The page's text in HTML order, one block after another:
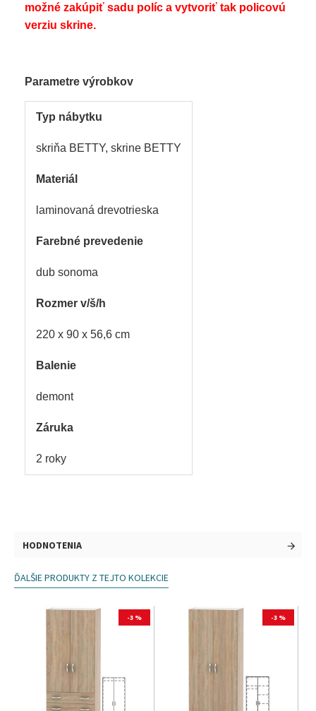
možné zakúpiť sadu políc a vytvoriť tak policovú
verziu skrine.
Parametre výrobkov
Typ nábytku
skriňa BETTY, skrine BETTY
Materiál
laminovaná drevotrieska
Farebné prevedenie
dub sonoma
Rozmer v/š/h
220 x 90 x 56,6 cm
Balenie
demont
Záruka
2 roky
HODNOTENIA
ĎALŠIE PRODUKTY Z TEJTO KOLEKCIE
-3 % -3 %